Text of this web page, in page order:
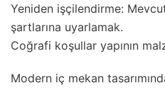
Yeniden işçilendirme:
şartlarına uyarlamak.
Coğrafi koşullar yapının
Modern iç mekan